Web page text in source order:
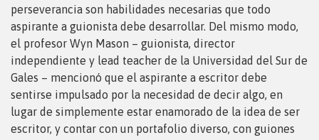
perseverancia son habilidades necesarias que todo
aspirante a guionista debe desarrollar. Del mismo modo,
el profesor Wyn Mason – guionista, director
independiente y lead teacher de la Universidad del Sur de
Gales – mencionó que el aspirante a escritor debe
sentirse impulsado por la necesidad de decir algo, en
lugar de simplemente estar enamorado de la idea de ser
escritor, y contar con un portafolio diverso, con guiones